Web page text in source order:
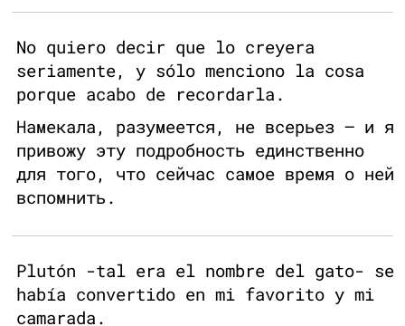
No quiero decir que lo creyera
seriamente, y sólo menciono la cosa
porque acabo de recordarla.
Намекала, разумеется, не всерьез — и я
привожу эту подробность единственно
для того, что сейчас самое время о ней
вспомнить.
Plutón -tal era el nombre del gato- se
había convertido en mi favorito y mi
camarada.